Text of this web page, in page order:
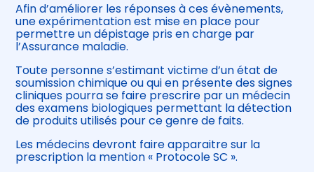
Afin d’améliorer les réponses à ces évènements,
une expérimentation est mise en place pour
permettre un dépistage pris en charge par
l’Assurance maladie.
Toute personne s’estimant victime d’un état de
soumission chimique ou qui en présente des signes
cliniques pourra se faire prescrire par un médecin
des examens biologiques permettant la détection
de produits utilisés pour ce genre de faits.
Les médecins devront faire apparaitre sur la
prescription la mention « Protocole SC ».